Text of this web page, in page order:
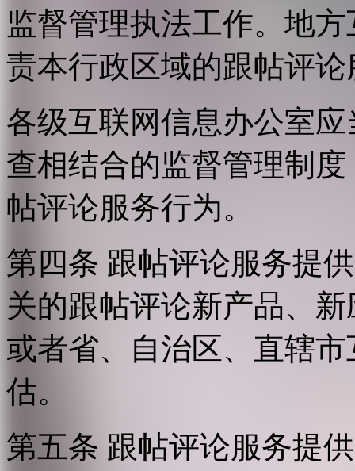
监督管理执法工作。地
责本行政区域的跟帖评
各级互联网信息办公室
查相结合的监督管理制
帖评论服务行为。
第四条 跟帖评论服务提
关的跟帖评论新产品、
或者省、自治区、直辖
估。
第五条 跟帖评论服务提